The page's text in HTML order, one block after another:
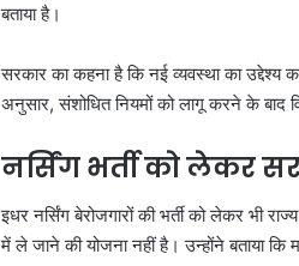
बताया है।
सरकार का कहना है कि नई व्यवस्था का उद्देश्य
अनुसार, संशोधित नियमों को लागू करने के बाद
नर्सिंग भर्ती को लेकर
इधर नर्सिंग बेरोजगारों की भर्ती को लेकर भी
में ले जाने की योजना नहीं है। उन्होंने बताया कि